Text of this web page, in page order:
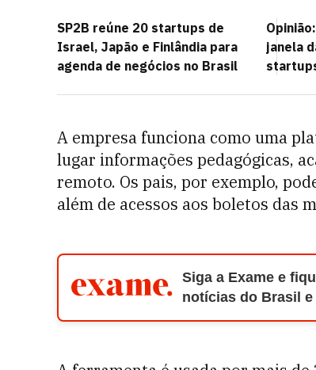
SP2B reúne 20 startups de
Israel, Japão e Finlândia para
agenda de negócios no Brasil
janela
A empresa funciona como uma
lugar informações pedagógicas,
remoto. Os pais, por exemplo,
além de acessos aos boletos das
Siga a Exame e
notícias do Brasil